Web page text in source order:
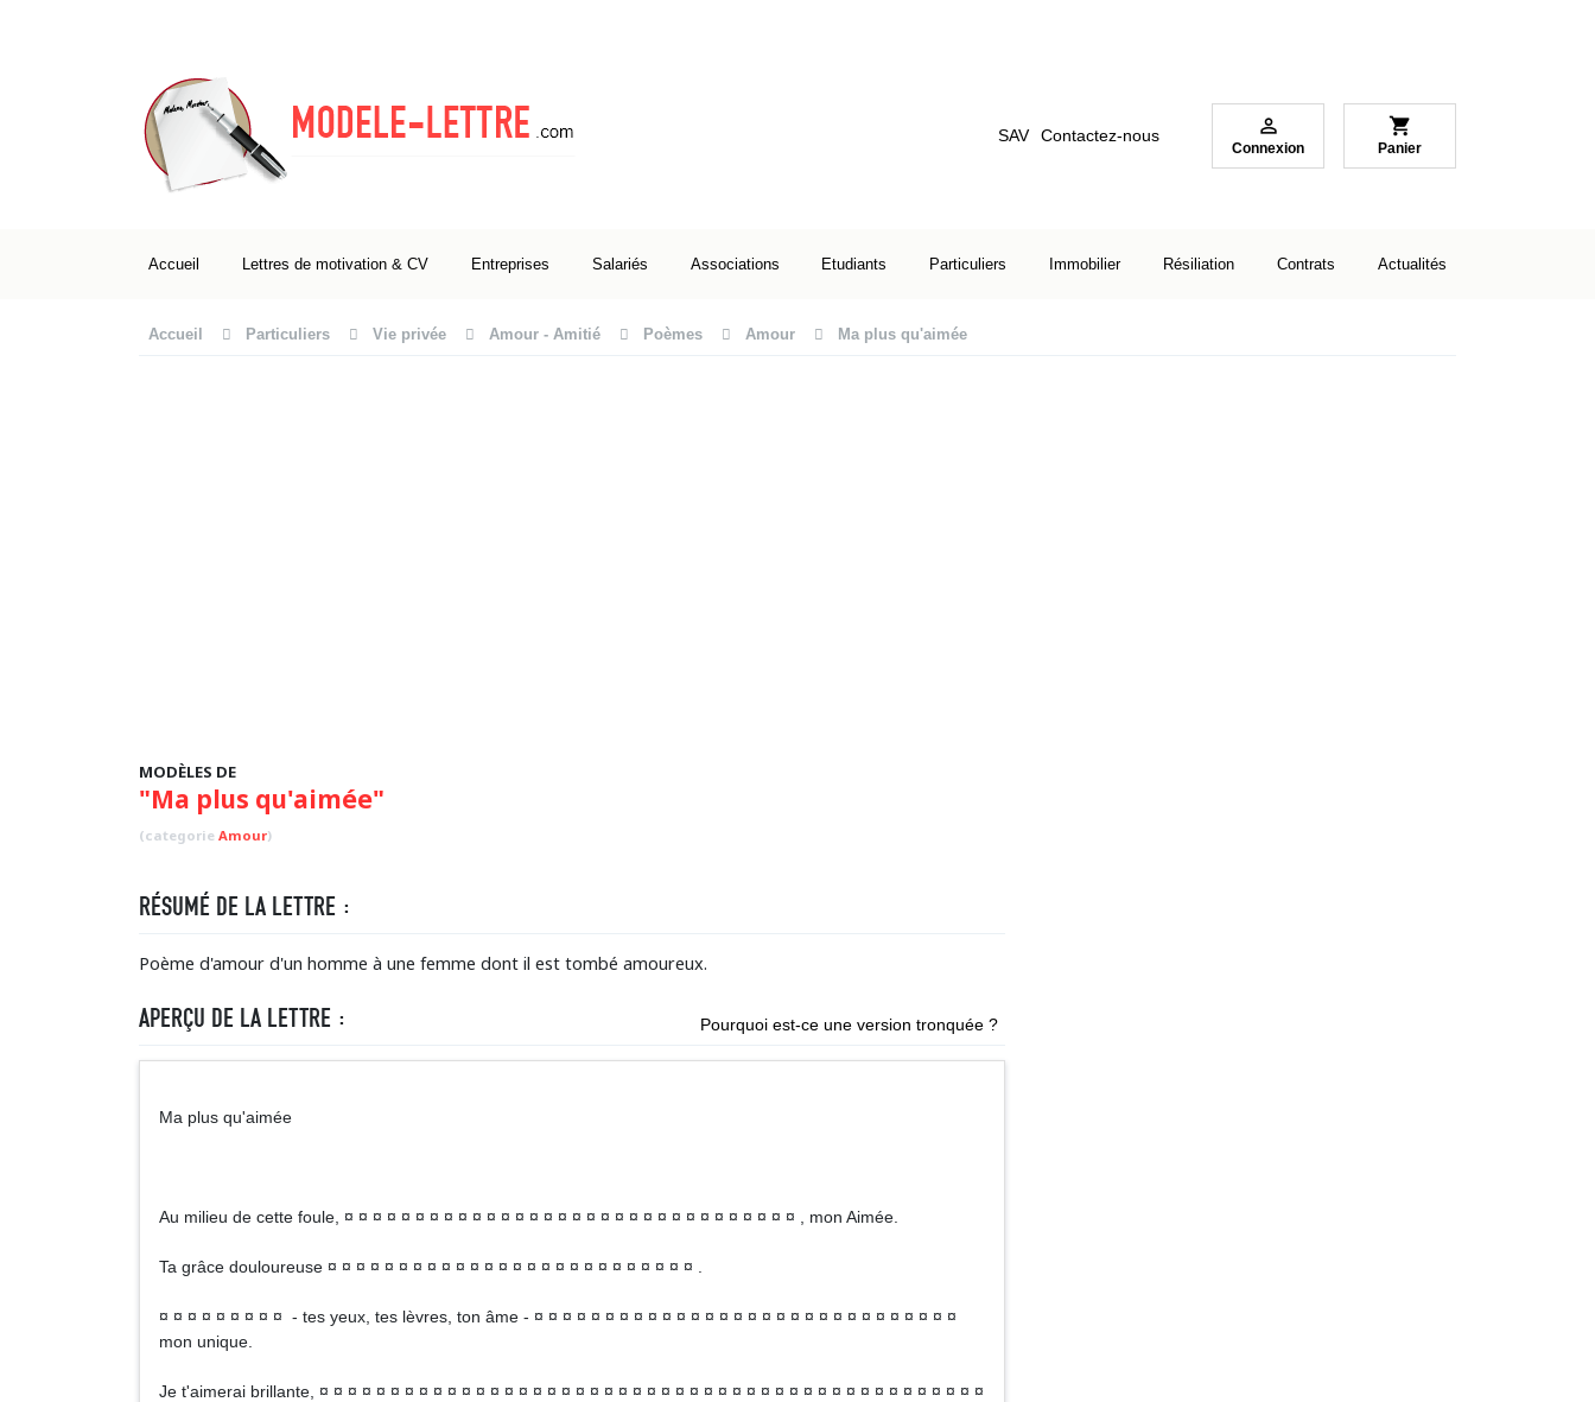
SAV Contactez-nous 
Connexion
shopping_cart
Panier
Accueil Lettres de motivation & CV Entreprises Salariés Associations Etudiants Particuliers Immobilier Résiliation Contrats Actualités
Accueil Particuliers Vie privée Amour - Amitié Poèmes Amour Ma plus qu'aimée
MODÈLES DE
"Ma plus qu'aimée"
(categorie Amour)
RÉSUMÉ DE LA LETTRE :
Poème d'amour d'un homme à une femme dont il est tombé amoureux.
APERÇU DE LA LETTRE : Pourquoi est-ce une version tronquée ?
Ma plus qu'aimée
Au milieu de cette foule, ¤ ¤ ¤ ¤ ¤ ¤ ¤ ¤ ¤ ¤ ¤ ¤ ¤ ¤ ¤ ¤ ¤ ¤ ¤ ¤ ¤ ¤ ¤ ¤ ¤ ¤ ¤ ¤ ¤ ¤ ¤ ¤ , mon Aimée.
Ta grâce douloureuse ¤ ¤ ¤ ¤ ¤ ¤ ¤ ¤ ¤ ¤ ¤ ¤ ¤ ¤ ¤ ¤ ¤ ¤ ¤ ¤ ¤ ¤ ¤ ¤ ¤ ¤ .
¤ ¤ ¤ ¤ ¤ ¤ ¤ ¤ ¤ - tes yeux, tes lèvres, ton âme - ¤ ¤ ¤ ¤ ¤ ¤ ¤ ¤ ¤ ¤ ¤ ¤ ¤ ¤ ¤ ¤ ¤ ¤ ¤ ¤ ¤ ¤ ¤ ¤ ¤ ¤ ¤ ¤ ¤ ¤
mon unique.
Je t'aimerai brillante, ¤ ¤ ¤ ¤ ¤ ¤ ¤ ¤ ¤ ¤ ¤ ¤ ¤ ¤ ¤ ¤ ¤ ¤ ¤ ¤ ¤ ¤ ¤ ¤ ¤ ¤ ¤ ¤ ¤ ¤ ¤ ¤ ¤ ¤ ¤ ¤ ¤ ¤ ¤ ¤ ¤ ¤ ¤ ¤ ¤ ¤ ¤